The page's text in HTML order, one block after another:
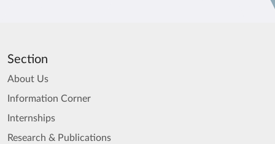
Section
About Us
Information Corner
Internships
Research & Publications